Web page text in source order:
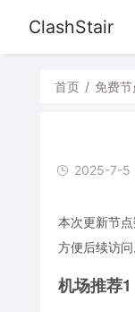
ClashStair
首页 / 免费节
2025-7-5
本次更新节
方便后续访问
机场推荐1